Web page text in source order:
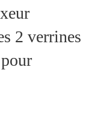
2 verrines